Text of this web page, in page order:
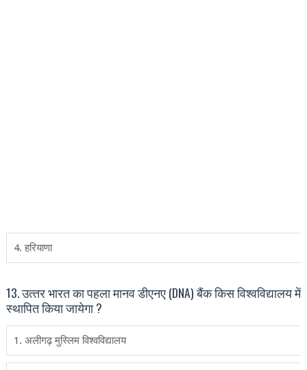
4. हरियाणा
13. उत्‍तर भारत का पहला मानव डीएनए (DNA) बैंक किस विश्‍वविद्यालय में
स्‍थापित किया जायेगा ?
1. अलीगढ़ मुस्लिम विश्वविद्यालय